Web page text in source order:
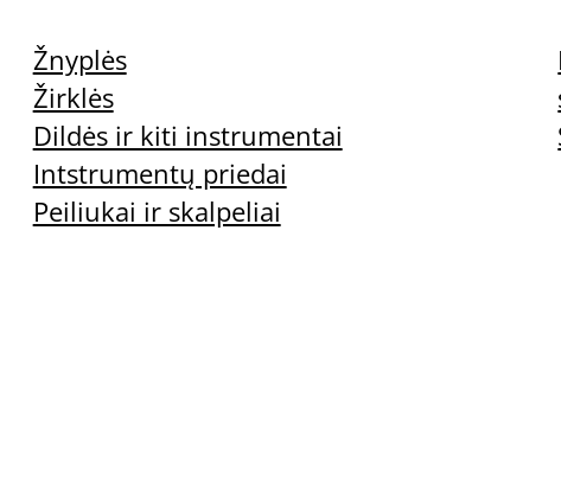
Žnyplės
Žirklės
Dildės ir kiti instrumentai
Intstrumentų priedai
Peiliukai ir skalpeliai